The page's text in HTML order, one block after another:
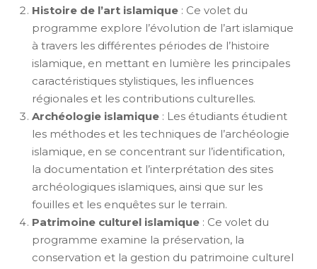
Histoire de l’art islamique : Ce volet du
programme explore l’évolution de l’art islamique
à travers les différentes périodes de l’histoire
islamique, en mettant en lumière les principales
caractéristiques stylistiques, les influences
régionales et les contributions culturelles.
Archéologie islamique : Les étudiants étudient
les méthodes et les techniques de l’archéologie
islamique, en se concentrant sur l’identification,
la documentation et l’interprétation des sites
archéologiques islamiques, ainsi que sur les
fouilles et les enquêtes sur le terrain.
Patrimoine culturel islamique : Ce volet du
programme examine la préservation, la
conservation et la gestion du patrimoine culturel